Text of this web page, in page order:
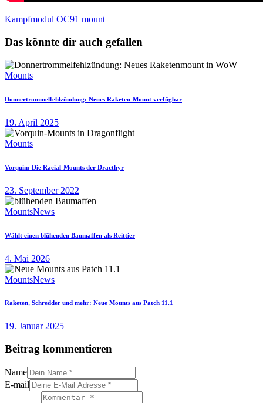
Kampfmodul OC91 mount
Das könnte dir auch gefallen
Mounts
Donnertrommelfehlzündung: Neues Raketen-Mount verfügbar
19. April 2025
Mounts
Vorquin: Die Racial-Mounts der Dracthyr
23. September 2022
MountsNews
Wählt einen blühenden Baumaffen als Reittier
4. Mai 2026
MountsNews
Raketen, Schredder und mehr: Neue Mounts aus Patch 11.1
19. Januar 2025
Beitrag kommentieren
Name
E-mail